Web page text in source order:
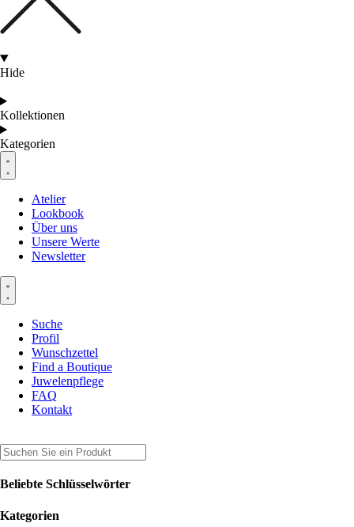
Hide
Kollektionen
Kategorien
Atelier
Lookbook
Über uns
Unsere Werte
Newsletter
Suche
Profil
Wunschzettel
Find a Boutique
Juwelenpflege
FAQ
Kontakt
Beliebte Schlüsselwörter
Kategorien